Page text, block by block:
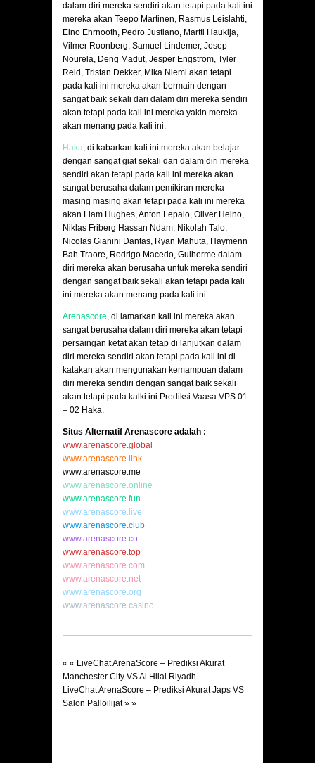
dalam diri mereka sendiri akan tetapi pada kali ini
mereka akan Teepo Martinen, Rasmus Leislahti,
Eino Ehrnooth, Pedro Justiano, Martti Haukija,
Vilmer Roonberg, Samuel Lindemer, Josep
Nourela, Deng Madut, Jesper Engstrom, Tyler
Reid, Tristan Dekker, Mika Niemi akan tetapi
pada kali ini mereka akan bermain dengan
sangat baik sekali dari dalam diri mereka sendiri
akan tetapi pada kali ini mereka yakin mereka
akan menang pada kali ini.
Haka, di kabarkan kali ini mereka akan belajar
dengan sangat giat sekali dari dalam diri mereka
sendiri akan tetapi pada kali ini mereka akan
sangat berusaha dalam pemikiran mereka
masing masing akan tetapi pada kali ini mereka
akan Liam Hughes, Anton Lepalo, Oliver Heino,
Niklas Friberg Hassan Ndam, Nikolah Talo,
Nicolas Gianini Dantas, Ryan Mahuta, Haymenn
Bah Traore, Rodrigo Macedo, Gulherme dalam
diri mereka akan berusaha untuk mereka sendiri
dengan sangat baik sekali akan tetapi pada kali
ini mereka akan menang pada kali ini.
Arenascore, di lamarkan kali ini mereka akan
sangat berusaha dalam diri mereka akan tetapi
persaingan ketat akan tetap di lanjutkan dalam
diri mereka sendiri akan tetapi pada kali ini di
katakan akan mengunakan kemampuan dalam
diri mereka sendiri dengan sangat baik sekali
akan tetapi pada kalki ini Prediksi Vaasa VPS 01
– 02 Haka.
Situs Alternatif Arenascore adalah :
www.arenascore.global
www.arenascore.link
www.arenascore.me
www.arenascore.online
www.arenascore.fun
www.arenascore.live
www.arenascore.club
www.arenascore.co
www.arenascore.top
www.arenascore.com
www.arenascore.net
www.arenascore.org
www.arenascore.casino
« « LiveChat ArenaScore – Prediksi Akurat
Manchester City VS Al Hilal Riyadh
LiveChat ArenaScore – Prediksi Akurat Japs VS
Salon Palloilijat» »